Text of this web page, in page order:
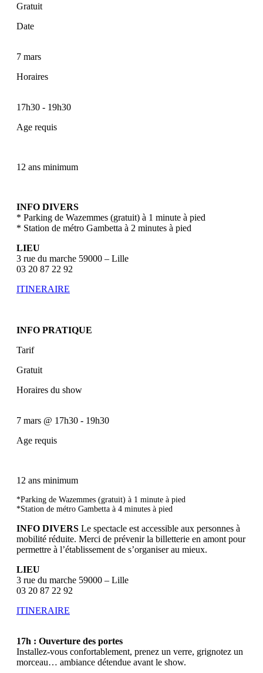
Gratuit
Date
7 mars
Horaires
17h30 - 19h30
Age requis
12 ans minimum
INFO DIVERS
* Parking de Wazemmes (gratuit) à 1 minute à pied
* Station de métro Gambetta à 2 minutes à pied
LIEU
3 rue du marche 59000 – Lille
03 20 87 22 92
ITINERAIRE
INFO PRATIQUE
Tarif
Gratuit
Horaires du show
7 mars @ 17h30 - 19h30
Age requis
12 ans minimum
*Parking de Wazemmes (gratuit) à 1 minute à pied
*Station de métro Gambetta à 4 minutes à pied
INFO DIVERS Le spectacle est accessible aux personnes à
mobilité réduite. Merci de prévenir la billetterie en amont pour
permettre à l’établissement de s’organiser au mieux.
LIEU
3 rue du marche 59000 – Lille
03 20 87 22 92
ITINERAIRE
17h : Ouverture des portes
Installez-vous confortablement, prenez un verre, grignotez un
morceau… ambiance détendue avant le show.